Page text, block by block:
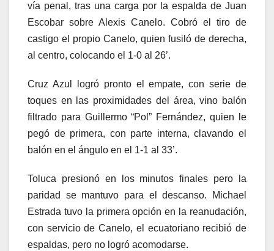
vía penal, tras una carga por la espalda de Juan
Escobar sobre Alexis Canelo. Cobró el tiro de
castigo el propio Canelo, quien fusiló de derecha,
al centro, colocando el 1-0 al 26’.
Cruz Azul logró pronto el empate, con serie de
toques en las proximidades del área, vino balón
filtrado para Guillermo “Pol” Fernández, quien le
pegó de primera, con parte interna, clavando el
balón en el ángulo en el 1-1 al 33’.
Toluca presionó en los minutos finales pero la
paridad se mantuvo para el descanso. Michael
Estrada tuvo la primera opción en la reanudación,
con servicio de Canelo, el ecuatoriano recibió de
espaldas, pero no logró acomodarse.